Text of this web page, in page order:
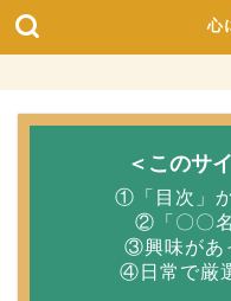
心
＜このサ
①「目次」
②「〇〇
③興味があ
④日常で厳